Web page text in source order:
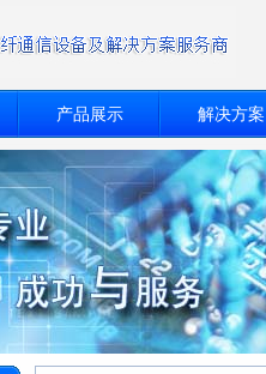
产品展示 解决方案